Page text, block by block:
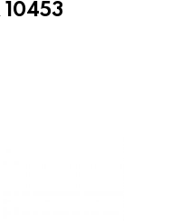
10453